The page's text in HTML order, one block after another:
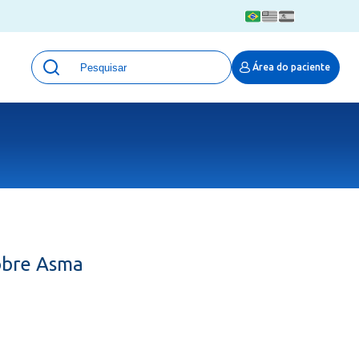
Área do paciente
Unidades
Qualidade e Segurança em saúde
Asma